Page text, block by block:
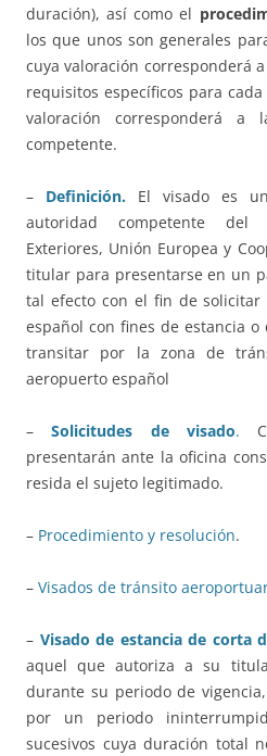
duración), así como el
los que unos son generales
cuya valoración corresponderá
requisitos específicos para
valoración corresponderá a
competente.
– Definición. El visado es
autoridad competente del
Exteriores, Unión Europea y
titular para presentarse en un
tal efecto con el fin de
español con fines de estancia
transitar por la zona de
aeropuerto español
–Solicitudes de visado.
presentarán ante la oficina
resida el sujeto legitimado.
– Procedimiento y resolución.
– Visados de tránsito
– Visado de estancia de corta
aquel que autoriza a su
durante su periodo de
por un periodo
sucesivos cuya duración total